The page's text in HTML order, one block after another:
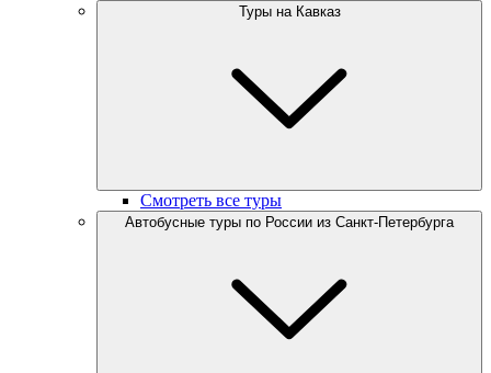
Туры на Кавказ
Смотреть все туры
Автобусные туры по России из Санкт-Петербурга